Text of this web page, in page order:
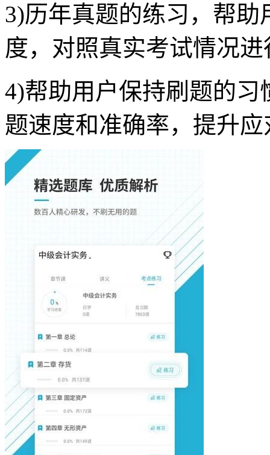
3)历年真题的练习，帮
度，对照真实考试情况
4)帮助用户保持刷题的
题速度和准确率，提升